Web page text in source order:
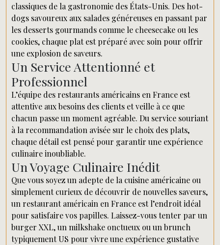
classiques de la gastronomie des États-Unis. Des hot-
dogs savoureux aux salades généreuses en passant par
les desserts gourmands comme le cheesecake ou les
cookies, chaque plat est préparé avec soin pour offrir
une explosion de saveurs.
Un Service Attentionné et
Professionnel
L’équipe des restaurants américains en France est
attentive aux besoins des clients et veille à ce que
chacun passe un moment agréable. Du service souriant
à la recommandation avisée sur le choix des plats,
chaque détail est pensé pour garantir une expérience
culinaire inoubliable.
Un Voyage Culinaire Inédit
Que vous soyez un adepte de la cuisine américaine ou
simplement curieux de découvrir de nouvelles saveurs,
un restaurant américain en France est l’endroit idéal
pour satisfaire vos papilles. Laissez-vous tenter par un
burger XXL, un milkshake onctueux ou un brunch
typiquement US pour vivre une expérience gustative